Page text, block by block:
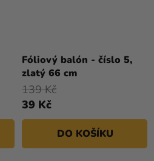
Fóliový balón - číslo 5,
zlatý 66 cm
39 Kč
139 Kč
DO KOŠÍKU